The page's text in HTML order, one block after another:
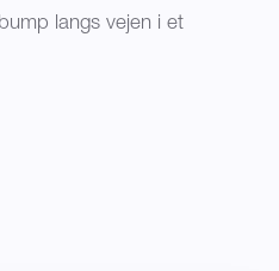
langs vejen i et